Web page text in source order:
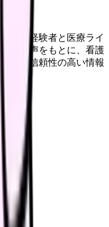
護師経験者と医療ライ
ルな声をもとに、看護
する信頼性の高い情報